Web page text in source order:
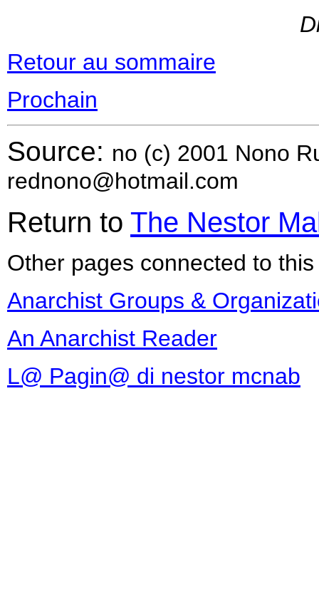
Retour au sommaire
Prochain
Source: no (c) 2001 Nono
rednono@hotmail.com
Return to The Nestor
Other pages connected to
Anarchist Groups &
An Anarchist Reader
L@ Pagin@ di nestor mcnab